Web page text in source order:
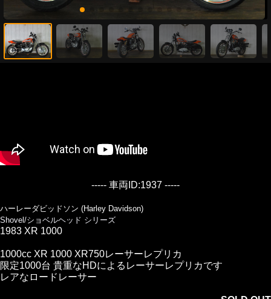
----- 車両ID:1937 -----
ハーレーダビッドソン (Harley Davidson)
Shovel/ショベルヘッド シリーズ
1983 XR 1000
1000cc XR 1000 XR750レーサーレプリカ
限定1000台 貴重なHDによるレーサーレプリカです
レアなロードレーサー